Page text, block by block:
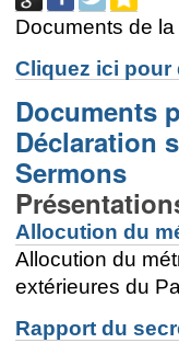
Documents de
Cliquez ici pour
Documents
Déclaration
Sermons
Allocution du
Allocution du
extérieures du
Rapport du